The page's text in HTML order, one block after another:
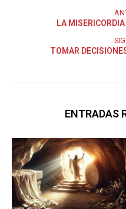
LA
TOMAR
ENTRADAS